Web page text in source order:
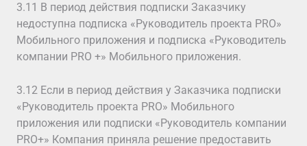
3.11 В период действия подписки Заказчику
недоступна подписка «Руководитель проекта PRO»
Мобильного приложения и подписка «Руководитель
компании PRO +» Мобильного приложения.
3.12 Если в период действия у Заказчика подписки
«Руководитель проекта PRO» Мобильного
приложения или подписки «Руководитель компании
PRO+» Компания приняла решение предоставить